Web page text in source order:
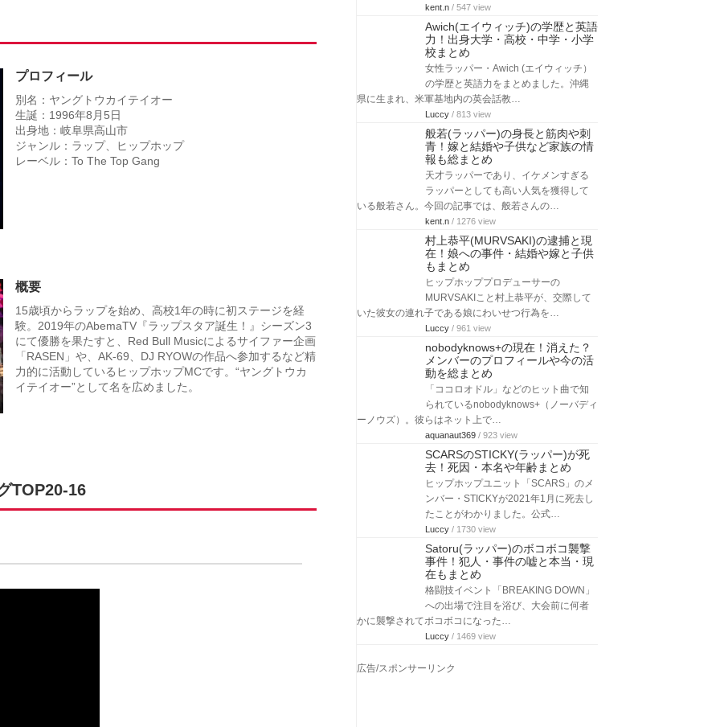
プロフィール
別名：ヤングトウカイテイオー
生誕：1996年8月5日
出身地：岐阜県高山市
ジャンル：ラップ、ヒップホップ
レーベル：To The Top Gang
概要
15歳頃からラップを始め、高校1年の時に初ステージを経
験。2019年のAbemaTV『ラップスタア誕生！』シーズン3
にて優勝を果たすと、Red Bull Musicによるサイファー企画
「RASEN」や、AK-69、DJ RYOWの作品へ参加するなど精
力的に活動しているヒップホップMCです。“ヤングトウカ
イテイオー”として名を広めました。
TOP20-16
kent.n / 547 view
Awich(エイウィッチ)の学歴と英語
力！出身大学・高校・中学・小学
校まとめ
女性ラッパー・Awich (エイウィッチ）
の学歴と英語力をまとめました。沖縄
県に生まれ、米軍基地内の英会話教…
Luccy / 813 view
般若(ラッパー)の身長と筋肉や刺
青！嫁と結婚や子供など家族の情
報も総まとめ
天才ラッパーであり、イケメンすぎる
ラッパーとしても高い人気を獲得して
いる般若さん。今回の記事では、般若さんの…
kent.n / 1276 view
村上恭平(MURVSAKI)の逮捕と現
在！娘への事件・結婚や嫁と子供
もまとめ
ヒップホッププロデューサーの
MURVSAKIこと村上恭平が、交際して
いた彼女の連れ子である娘にわいせつ行為を…
Luccy / 961 view
nobodyknows+の現在！消えた？
メンバーのプロフィールや今の活
動を総まとめ
「ココロオドル」などのヒット曲で知
られているnobodyknows+（ノーバディ
ーノウズ）。彼らはネット上で…
aquanaut369 / 923 view
SCARSのSTICKY(ラッパー)が死
去！死因・本名や年齢まとめ
ヒップホップユニット「SCARS」のメ
ンバー・STICKYが2021年1月に死去し
たことがわかりました。公式…
Luccy / 1730 view
Satoru(ラッパー)のボコボコ襲撃
事件！犯人・事件の嘘と本当・現
在もまとめ
格闘技イベント「BREAKING DOWN」
への出場で注目を浴び、大会前に何者
かに襲撃されてボコボコになった…
Luccy / 1469 view
広告/スポンサーリンク